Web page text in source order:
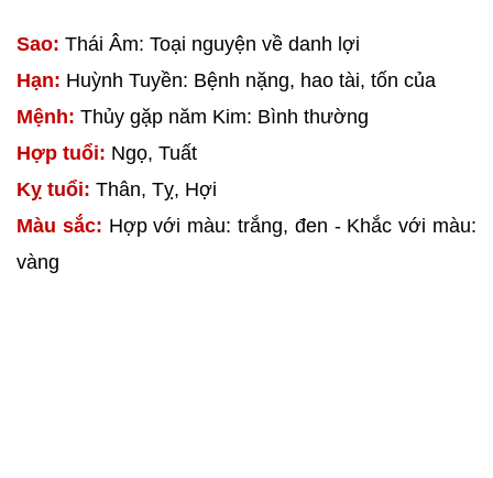
Sao: Thái Âm: Toại nguyện về danh lợi
Hạn: Huỳnh Tuyền: Bệnh nặng, hao tài, tốn của
Mệnh: Thủy gặp năm Kim: Bình thường
Hợp tuổi: Ngọ, Tuất
Kỵ tuổi: Thân, Tỵ, Hợi
Màu sắc: Hợp với màu: trắng, đen - Khắc với màu:
vàng